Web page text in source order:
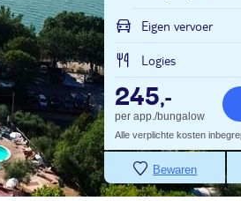
Eigen vervoer
Logies
245,-
per app./bungalow
Alle verplichte kosten
Bewaren